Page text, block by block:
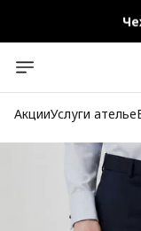
Бесплатная
АкцииУслуги ателье